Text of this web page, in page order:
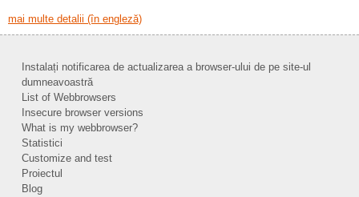
mai multe detalii (în engleză)
Instalați notificarea de actualizarea a browser-ului de pe site-ul
dumneavoastră
List of Webbrowsers
Insecure browser versions
What is my webbrowser?
Statistici
Customize and test
Proiectul
Blog